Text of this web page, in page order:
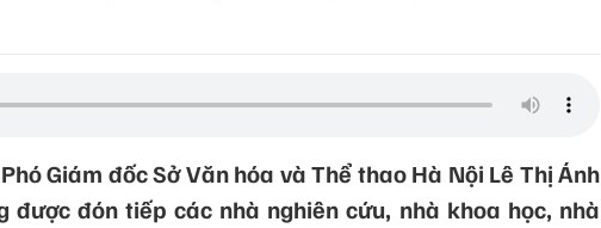
Giám đốc Sở Văn hóa và Thể thao Hà Nội Lê Thị Ánh
được đón tiếp các nhà nghiên cứu, nhà khoa học, nhà